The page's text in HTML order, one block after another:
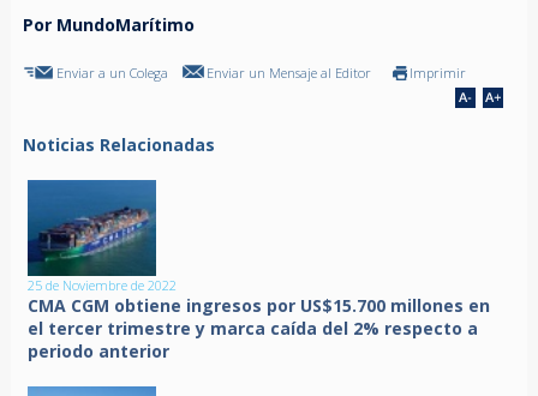
Por MundoMarítimo
Enviar a un Colega Enviar un Mensaje al Editor Imprimir
Noticias Relacionadas
25 de Noviembre de 2022
CMA CGM obtiene ingresos por US$15.700 millones en
el tercer trimestre y marca caída del 2% respecto a
periodo anterior